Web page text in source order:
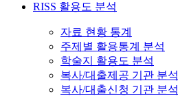
RISS 활용도 분석
자료 현황 통계
주제별 활용통계 분석
학술지 활용도 분석
복사/대출제공 기관 분석
복사/대출신청 기관 분석